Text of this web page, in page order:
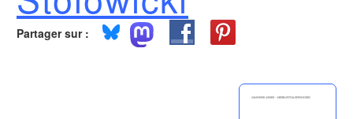
Partager sur :